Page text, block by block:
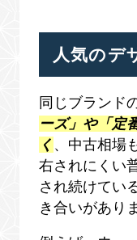
人気のデ
同じブランド
ーズ」や「定
く 、中古相場
右されにくい
され続けてい
き合いがあり